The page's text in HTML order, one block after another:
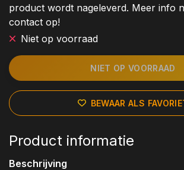
product wordt nageleverd. Meer info
contact op!
Niet op voorraad
NIET OP VOORRAAD
BEWAAR ALS
Product informatie
Beschrijving